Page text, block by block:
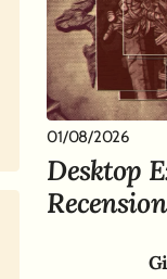
01/08/2026
Desktop